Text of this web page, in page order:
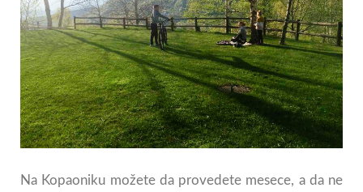
Na Kopaoniku možete da provedete mesece, a da ne